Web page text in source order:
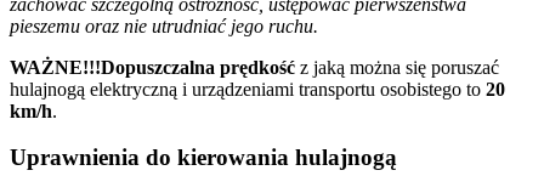
pieszemu oraz nie utrudniać jego ruchu.
WAŻNE!!!Dopuszczalna prędkość z jaką można się poruszać
hulajnogą elektryczną i urządzeniami transportu osobistego to 20
km/h.
Uprawnienia do kierowania hulajnogą